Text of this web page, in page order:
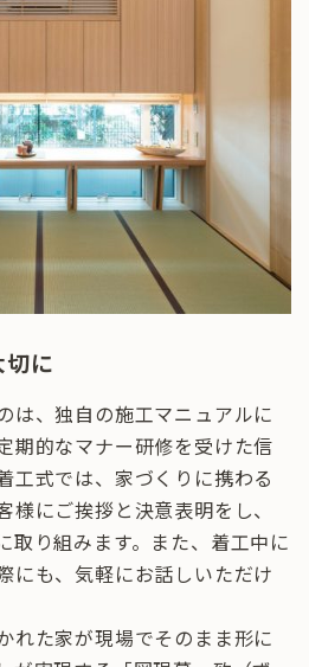
に
は、独自の施工マニュアルに
期的なマナー研修を受けた信
工式では、家づくりに携わる
にご挨拶と決意表明をし、
取り組みます。また、着工中に
にも、気軽にお話しいただけ
れた家が現場でそのまま形に